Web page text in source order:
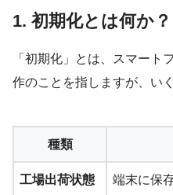
1. 初期化とは何か
「初期化」とは、スマート
作のことを指しますが、い
種類
工場出荷状態
端末に保